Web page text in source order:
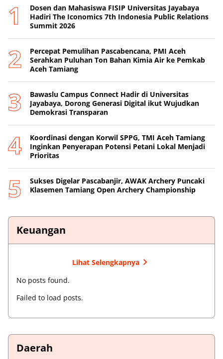
Dosen dan Mahasiswa FISIP Universitas Jayabaya
Hadiri The Iconomics 7th Indonesia Public Relations
Summit 2026
Percepat Pemulihan Pascabencana, PMI Aceh
Serahkan Puluhan Ton Bahan Kimia Air ke Pemkab
Aceh Tamiang
Bawaslu Campus Connect Hadir di Universitas
Jayabaya, Dorong Generasi Digital ikut Wujudkan
Demokrasi Transparan
Koordinasi dengan Korwil SPPG, TMI Aceh Tamiang
Inginkan Penyerapan Potensi Petani Lokal Menjadi
Prioritas
Sukses Digelar Pascabanjir, AWAK Archery Puncaki
Klasemen Tamiang Open Archery Championship
Keuangan
Lihat Selengkapnya
No posts found.
Failed to load posts.
Daerah